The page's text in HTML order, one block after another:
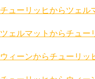
チューリッヒからツェル
ツェルマットからチュー
ウィーンからチューリッ